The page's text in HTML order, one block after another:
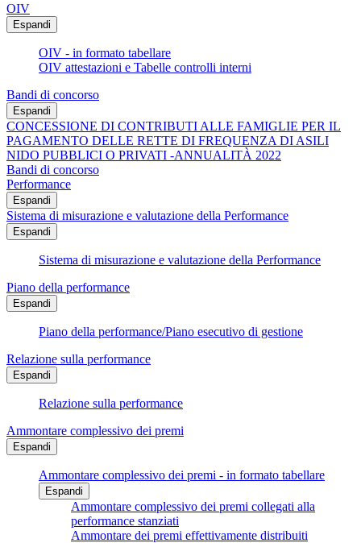
OIV
Espandi
OIV - in formato tabellare
OIV attestazioni e Tabelle controlli interni
Bandi di concorso
Espandi
CONCESSIONE DI CONTRIBUTI ALLE FAMIGLIE PER IL
PAGAMENTO DELLE RETTE DI FREQUENZA DI ASILI
NIDO PUBBLICI O PRIVATI -ANNUALITÀ 2022
Bandi di concorso
Performance
Espandi
Sistema di misurazione e valutazione della Performance
Espandi
Sistema di misurazione e valutazione della Performance
Piano della performance
Espandi
Piano della performance/Piano esecutivo di gestione
Relazione sulla performance
Espandi
Relazione sulla performance
Ammontare complessivo dei premi
Espandi
Ammontare complessivo dei premi - in formato tabellare
Espandi
Ammontare complessivo dei premi collegati alla
performance stanziati
Ammontare dei premi effettivamente distribuiti